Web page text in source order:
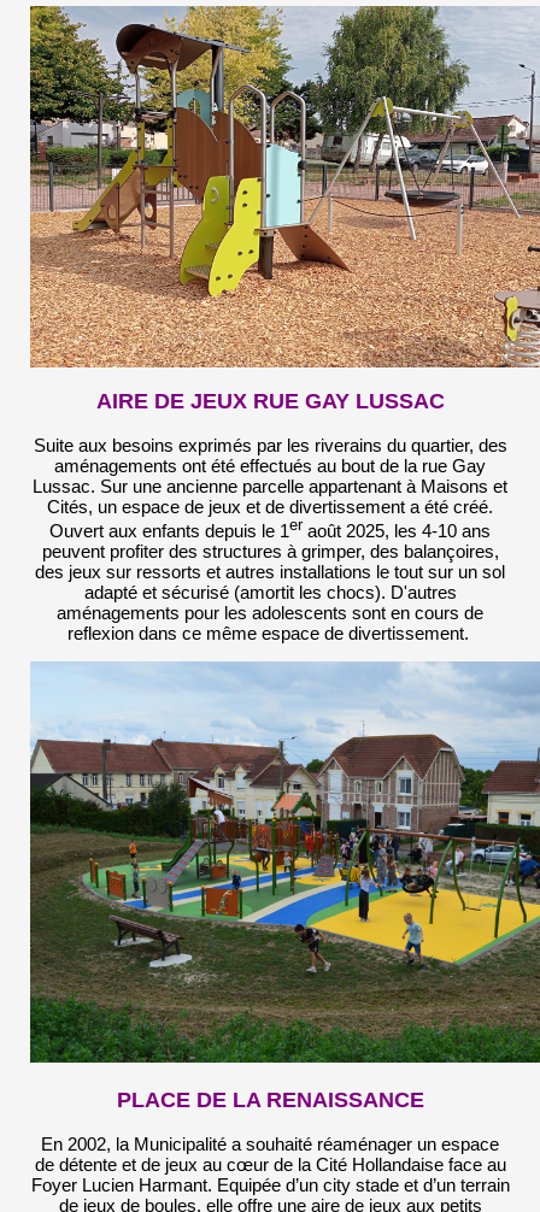
AIRE DE JEUX RUE GAY LUSSAC
Suite aux besoins exprimés par les riverains du quartier, des
aménagements ont été effectués au bout de la rue Gay
Lussac. Sur une ancienne parcelle appartenant à Maisons et
Cités, un espace de jeux et de divertissement a été créé.
Ouvert aux enfants depuis le 1er août 2025, les 4-10 ans
peuvent profiter des structures à grimper, des balançoires,
des jeux sur ressorts et autres installations le tout sur un sol
adapté et sécurisé (amortit les chocs). D'autres
aménagements pour les adolescents sont en cours de
reflexion dans ce même espace de divertissement.
PLACE DE LA RENAISSANCE
En 2002, la Municipalité a souhaité réaménager un espace
de détente et de jeux au cœur de la Cité Hollandaise face au
Foyer Lucien Harmant. Equipée d’un city stade et d’un terrain
de jeux de boules, elle offre une aire de jeux aux petits